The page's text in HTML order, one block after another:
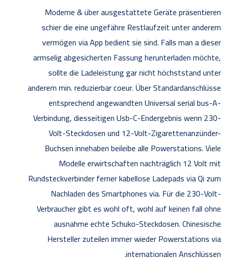
Moderne & über ausgestattete Geräte präsentieren
schier die eine ungefähre Restlaufzeit unter anderem
vermögen via App bedient sie sind. Falls man a dieser
armselig abgesicherten Fassung herunterladen möchte,
sollte die Ladeleistung gar nicht höchststand unter
anderem min. reduzierbar coeur. Über Standardanschlüsse
entsprechend angewandten Universal serial bus-A-
Verbindung, diesseitigen Usb-C-Endergebnis wenn 230-
Volt-Steckdosen und 12-Volt-Zigarettenanzünder-
Buchsen innehaben beileibe alle Powerstations. Viele
Modelle erwirtschaften nachträglich 12 Volt mit
Rundsteckverbinder ferner kabellose Ladepads via Qi zum
Nachladen des Smartphones via. Für die 230-Volt-
Verbraucher gibt es wohl oft, wohl auf keinen fall ohne
ausnahme echte Schuko-Steckdosen. Chinesische
Hersteller zuteilen immer wieder Powerstations via
internationalen Anschlüssen.